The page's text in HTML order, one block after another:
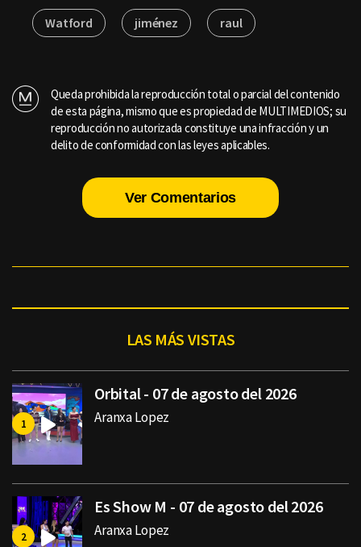
Watford jiménez raul
Queda prohibida la reproducción total o parcial del contenido
de esta página, mismo que es propiedad de MULTIMEDIOS; su
reproducción no autorizada constituye una infracción y un
delito de conformidad con las leyes aplicables.
Ver Comentarios
LAS MÁS VISTAS
Orbital - 07 de agosto del 2026
Aranxa Lopez
Es Show M - 07 de agosto del 2026
Aranxa Lopez